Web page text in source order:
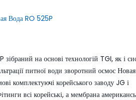
Вода RO 525P
на основі технологій TGI, як і
питної води зворотний осмос
комплектуючі корейського заводу JG і
всі корейські, а мембрана